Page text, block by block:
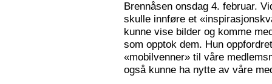
Brennåsen onsdag 4. februar.
skulle innføre et
kunne vise bilder og komme
som opptok dem. Hun
«mobilvenner» til våre
også kunne ha nytte av våre